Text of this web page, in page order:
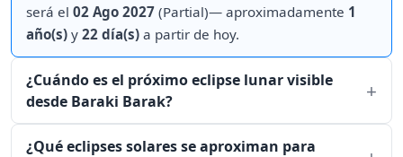
será el 02 Ago 2027 (Partial)— aproximadamente 1
año(s) y 22 día(s) a partir de hoy.
¿Cuándo es el próximo eclipse lunar visible
desde Baraki Barak?
¿Qué eclipses solares se aproximan para